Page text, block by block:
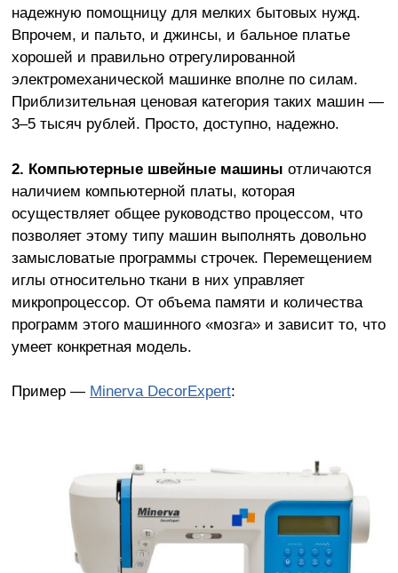
надежную помощницу для мелких бытовых нужд.
Впрочем, и пальто, и джинсы, и бальное платье
хорошей и правильно отрегулированной
электромеханической машинке вполне по силам.
Приблизительная ценовая категория таких машин —
3–5 тысяч рублей. Просто, доступно, надежно.
2. Компьютерные швейные машины отличаются
наличием компьютерной платы, которая
осуществляет общее руководство процессом, что
позволяет этому типу машин выполнять довольно
замысловатые программы строчек. Перемещением
иглы относительно ткани в них управляет
микропроцессор. От объема памяти и количества
программ этого машинного «мозга» и зависит то, что
умеет конкретная модель.
Пример — Minerva DecorExpert: